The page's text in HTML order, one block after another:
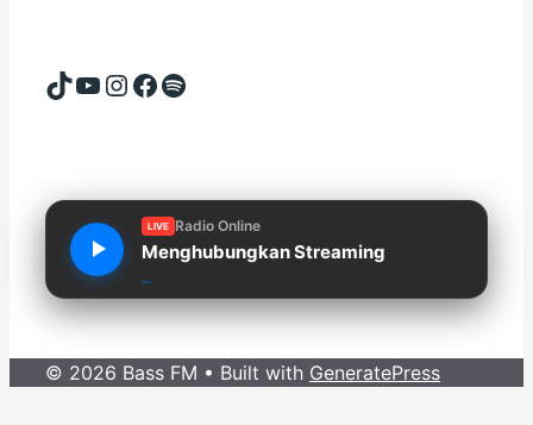
TikTok
YouTube
Instagram
Facebook
Spotify
LIVE Radio Online
Menghubungkan Streaming
© 2026 Bass FM • Built with GeneratePress